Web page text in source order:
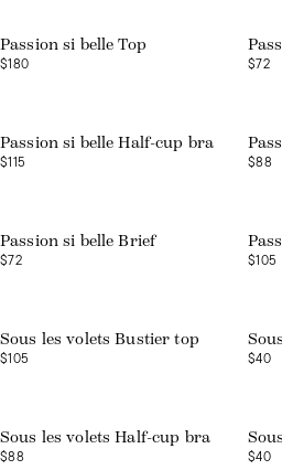
Passion si belle Top
$180 $72
Passion si belle Half-cup bra
$115 $88
Passion si belle Brief
$72 $105
Sous les volets Bustier top
$105 $40
Sous les volets Half-cup bra
$88 $40